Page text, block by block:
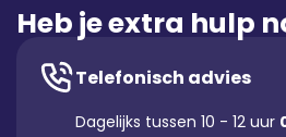
Heb je extra hulp
Telefonisch advies
Dagelijks tussen 10 - 12 uur